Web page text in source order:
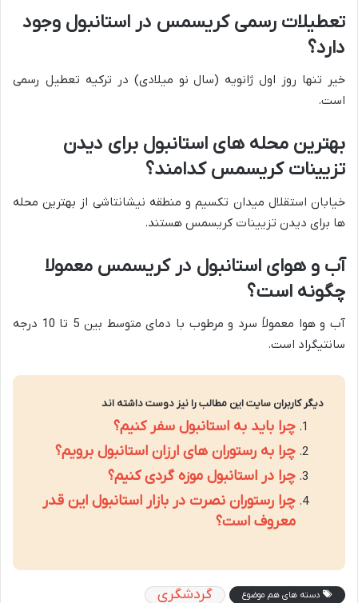
تعطیلات رسمی کریسمس در استانبول وجود
دارد؟
خیر تنها روز اول ژانویه (سال نو میلادی) در ترکیه تعطیل رسمی
است.
بهترین محله های استانبول برای دیدن
تزیینات کریسمس کدامند؟
خیابان استقلال میدان تکسیم و منطقه نیشانتاشی از بهترین محله
ها برای دیدن تزیینات کریسمس هستند.
آب و هوای استانبول در کریسمس معمولا
چگونه است؟
آب و هوا معمولاً سرد و مرطوب با دمای متوسط بین 5 تا 10 درجه
سانتیگراد است.
دیگر کاربران سایت این مطالب را نیز دوست داشته اند
چرا باید به استانبول سفر کنیم؟
چرا به رستوران های ارزان استانبول برویم؟
چرا در استانبول موزه گردی کنیم؟
چرا رستوران نصرت در بازار استانبول این قدر
معروف است؟
دسته های هم موضوع گردشگری